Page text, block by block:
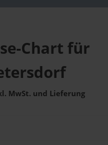
Chart für
MwSt. und Lieferung